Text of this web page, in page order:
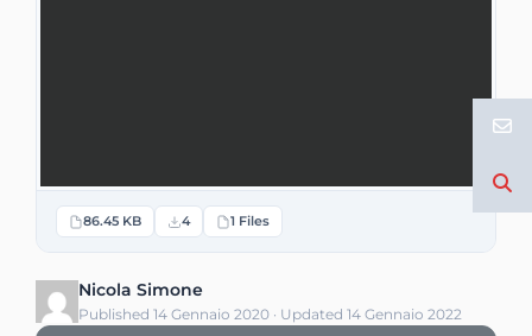
86.45 KB 4 1 Files
Nicola Simone
Published 14 Gennaio 2020 · Updated 14 Gennaio 2022